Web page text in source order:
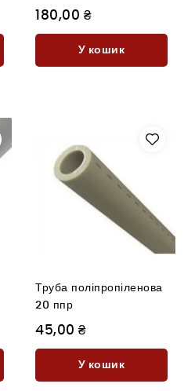
180,00 ₴
У кошик
Труба поліпропіленова
20 ппр
45,00 ₴
У кошик